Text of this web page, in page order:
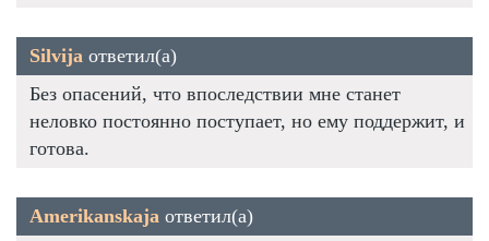
Silvija ответил(а)
Без опасений, что впоследствии мне станет
неловко постоянно поступает, но ему поддержит, и
готова.
Amerikanskaja ответил(а)